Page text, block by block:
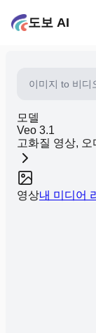
도보 AI
이미지 to 비디
모델
Veo 3.1
고화질 영상,
영상내 미디어